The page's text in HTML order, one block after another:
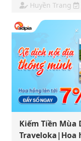
Huyền Trang
Kiếm Tiền Mùa
Traveloka|Hoa